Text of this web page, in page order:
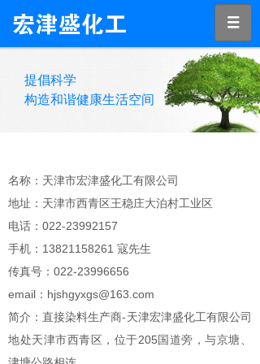
提倡科学
构造和谐健康生活空间
名称：天津市宏津盛化工有限公司
地址：天津市西青区王稳庄大泊村工业区
电话：022-23992157
手机：13821158261 寇先生
传真号：022-23996656
email：hjshgyxgs@163.com
简介：直接染料生产商-天津宏津盛化工有限公司
地处天津市西青区，位于205国道旁，与京塘、